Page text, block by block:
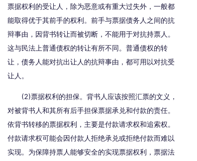
票据权利的受让人，除为恶意或有重大过失外，一般都
能取得优于其前手的权利。前手与票据债务人之间的抗
辩事由，因背书转让而被切断，不能用于对抗持票人。
这与民法上普通债权的转让有所不同。普通债权的转
让，债务人能对抗出让人的抗辩事由，都可用以对抗受
让人。
(2)票据权利的担保。背书人应该按照汇票的文义，
对被背书人和其所有后手担保票据承兑和付款的责任。
依背书转移的票据权利，主要是付款请求权和追索权。
付款请求权可能会因付款人拒绝承兑或拒绝付款而难以
实现。为保障持票人能够安全的实现票据权利，票据法